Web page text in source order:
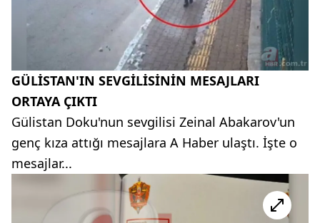
GÜLİSTAN'IN SEVGİLİSİNİN MESAJLARI
ORTAYA ÇIKTI
Gülistan Doku'nun sevgilisi Zeinal Abakarov'un
genç kıza attığı mesajlara A Haber ulaştı. İşte o
mesajlar...